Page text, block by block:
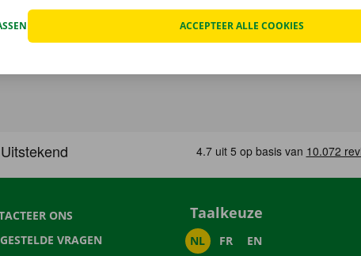
ONS
VRAGEN
Taalkeuze
NL FR EN
ACCEPTEER ALLE COOKIES